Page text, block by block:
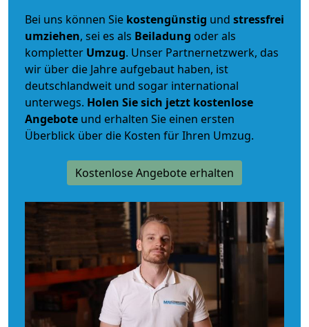
Bei uns können Sie kostengünstig und stressfrei
umziehen, sei es als Beiladung oder als
kompletter Umzug. Unser Partnernetzwerk, das
wir über die Jahre aufgebaut haben, ist
deutschlandweit und sogar international
unterwegs. Holen Sie sich jetzt kostenlose
Angebote und erhalten Sie einen ersten
Überblick über die Kosten für Ihren Umzug.
Kostenlose Angebote erhalten